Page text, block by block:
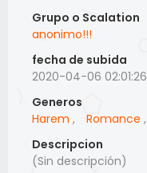
Grupo o Scalation
anonimo!!!
fecha de subida
2020-04-06 02:01:26
Generos
Harem , Romance ,
Descripcion
(Sin descripción)